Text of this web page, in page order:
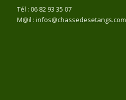
Tél : 06 82 93 35 07
M@il : infos@chassedesetangs.com